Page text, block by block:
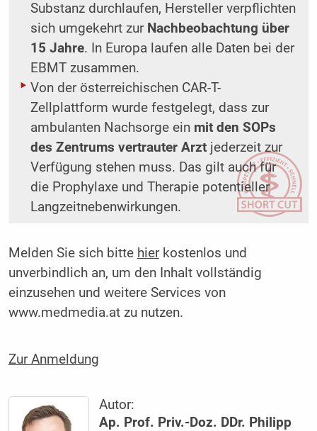
Substanz durchlaufen, Hersteller verpflichten
sich umgekehrt zur Nachbeobachtung über
15 Jahre. In Europa laufen alle Daten bei der
EBMT zusammen.
Von der österreichischen CAR-T-
Zellplattform wurde festgelegt, dass zur
ambulanten Nachsorge ein mit den SOPs
des Zentrums vertrauter Arztjederzeit zur
Verfügung stehen muss. Das gilt auch für
die Prophylaxe und Therapie potentieller
Langzeitnebenwirkungen.
Melden Sie sich bitte hierkostenlos und
unverbindlich an, um den Inhalt vollständig
einzusehen und weitere Services von
www.medmedia.at zu nutzen.
Zur Anmeldung
Autor:
Ap. Prof. Priv.-Doz. DDr. Philipp